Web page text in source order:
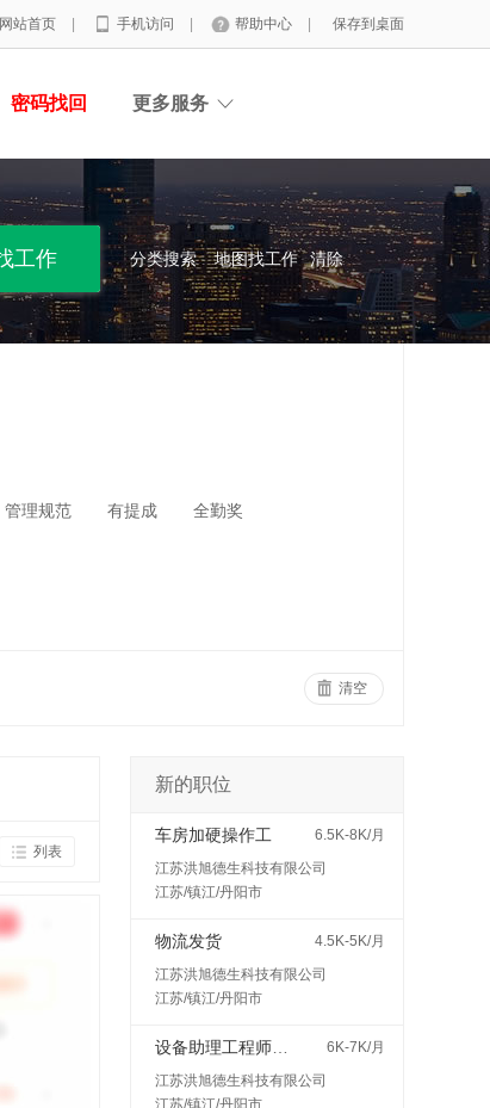
网站首页 手机访问 帮助中心 保存到桌面
密码找回 更多服务
分类搜索 地图找工作 清除
管理规范 有提成 全勤奖
清空
列表
新的职位
车房加硬操作工
6.5K-8K/月
江苏洪旭德生科技有限公司
江苏/镇江/丹阳市
物流发货
4.5K-5K/月
江苏洪旭德生科技有限公司
江苏/镇江/丹阳市
6K-7K/月
江苏洪旭德生科技有限公司
江苏/镇江/丹阳市